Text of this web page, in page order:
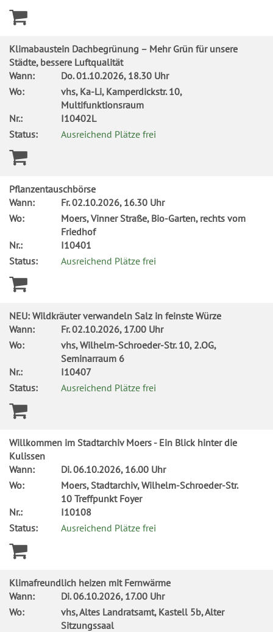
Klimabaustein Dachbegrünung – Mehr Grün für unsere
Städte, bessere Luftqualität
Wann:
Do.01.10.2026, 18.30 Uhr
Wo:
vhs, Ka-Li, Kamperdickstr. 10,
Multifunktionsraum
Nr.:
I10402L
Status:
Ausreichend Plätze frei
Pflanzentauschbörse
Wann:
Fr.02.10.2026, 16.30 Uhr
Wo:
Moers, Vinner Straße, Bio-Garten, rechts vom
Friedhof
Nr.:
I10401
Status:
Ausreichend Plätze frei
NEU: Wildkräuter verwandeln Salz in feinste Würze
Wann:
Fr.02.10.2026, 17.00 Uhr
Wo:
vhs, Wilhelm-Schroeder-Str. 10, 2.OG,
Seminarraum 6
Nr.:
I10407
Status:
Ausreichend Plätze frei
Willkommen im Stadtarchiv Moers - Ein Blick hinter die
Kulissen
Wann:
Di.06.10.2026, 16.00 Uhr
Wo:
Moers, Stadtarchiv, Wilhelm-Schroeder-Str.
10 Treffpunkt Foyer
Nr.:
I10108
Status:
Ausreichend Plätze frei
Klimafreundlich heizen mit Fernwärme
Wann:
Di.06.10.2026, 17.00 Uhr
Wo:
vhs, Altes Landratsamt, Kastell 5b, Alter
Sitzungssaal